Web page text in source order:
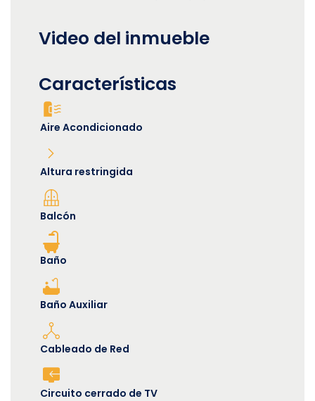
Video del inmueble
Características
Aire Acondicionado
Altura restringida
Balcón
Baño
Baño Auxiliar
Cableado de Red
Circuito cerrado de TV